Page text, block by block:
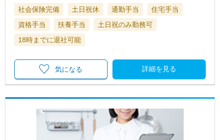
社会保険完備 土日祝休 通勤手当
住宅手当
資格手当
扶養手当
土日祝のみ勤務可
18時までに退社可能
詳細を見る
気になる